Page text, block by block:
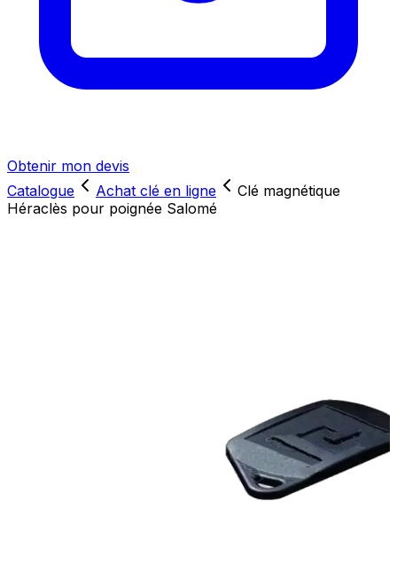
Obtenir mon devis
Catalogue
Achat clé en ligne
Clé magnétique
Héraclès pour poignée Salomé